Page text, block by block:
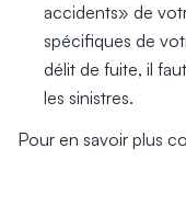
accidents» de
spécifiques de
délit de fuite, il
les sinistres.
Pour en savoir plus